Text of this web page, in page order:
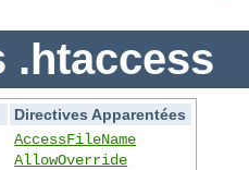
.htaccess
Directives Apparentées
AccessFileName
AllowOverride